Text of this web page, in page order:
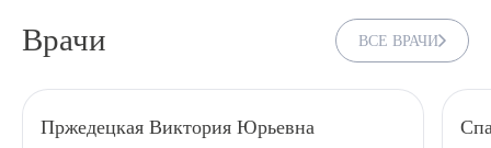
Врачи ВСЕ ВРАЧИ
Пржедецкая Виктория Юрьевна